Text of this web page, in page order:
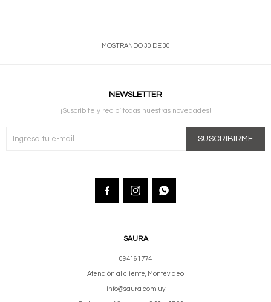
MOSTRANDO30 DE30
SAURA
094161774
Atención al cliente, Montevideo
info@saura.com.uy
NEWSLETTER
¡Suscribite y recibí todas nuestras novedades!
SUSCRIBIRME
  